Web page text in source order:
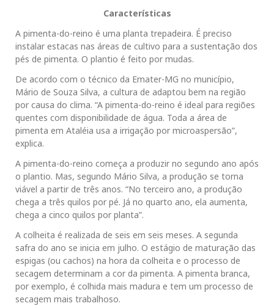
Características
A pimenta-do-reino é uma planta trepadeira. É preciso
instalar estacas nas áreas de cultivo para a sustentação dos
pés de pimenta. O plantio é feito por mudas.
De acordo com o técnico da Emater-MG no município,
Mário de Souza Silva, a cultura de adaptou bem na região
por causa do clima. “A pimenta-do-reino é ideal para regiões
quentes com disponibilidade de água. Toda a área de
pimenta em Ataléia usa a irrigação por microaspersão”,
explica.
A pimenta-do-reino começa a produzir no segundo ano após
o plantio. Mas, segundo Mário Silva, a produção se torna
viável a partir de três anos. “No terceiro ano, a produção
chega a três quilos por pé. Já no quarto ano, ela aumenta,
chega a cinco quilos por planta”.
A colheita é realizada de seis em seis meses. A segunda
safra do ano se inicia em julho. O estágio de maturação das
espigas (ou cachos) na hora da colheita e o processo de
secagem determinam a cor da pimenta. A pimenta branca,
por exemplo, é colhida mais madura e tem um processo de
secagem mais trabalhoso.